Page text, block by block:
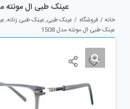
عینک طبی ال مونته مدل
خانه فروشگاه عینک طبی عینک طبی زنانه
عینک طبی ال مونته مدل 1508